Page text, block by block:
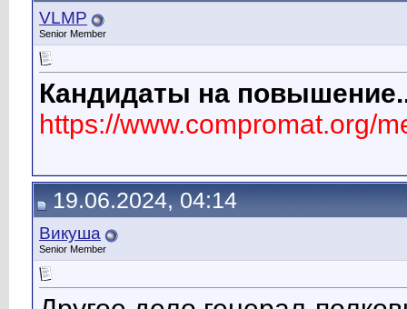
VLMP
Senior Member
Кандидаты на
https://www.compromat.org/
19.06.2024, 04:14
Викуша
Senior Member